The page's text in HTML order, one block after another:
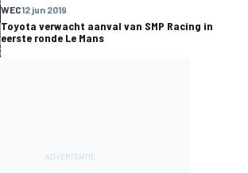
WEC12 jun 2019
Toyota verwacht aanval van SMP Racing in
eerste ronde Le Mans